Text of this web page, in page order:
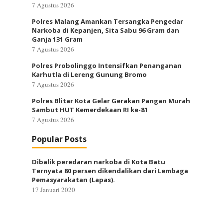
7 Agustus 2026
Polres Malang Amankan Tersangka Pengedar
Narkoba di Kepanjen, Sita Sabu 96 Gram dan
Ganja 131 Gram
7 Agustus 2026
Polres Probolinggo Intensifkan Penanganan
Karhutla di Lereng Gunung Bromo
7 Agustus 2026
Polres Blitar Kota Gelar Gerakan Pangan Murah
Sambut HUT Kemerdekaan RI ke-81
7 Agustus 2026
Popular Posts
Dibalik peredaran narkoba di Kota Batu
Ternyata 80 persen dikendalikan dari Lembaga
Pemasyarakatan (Lapas).
17 Januari 2020